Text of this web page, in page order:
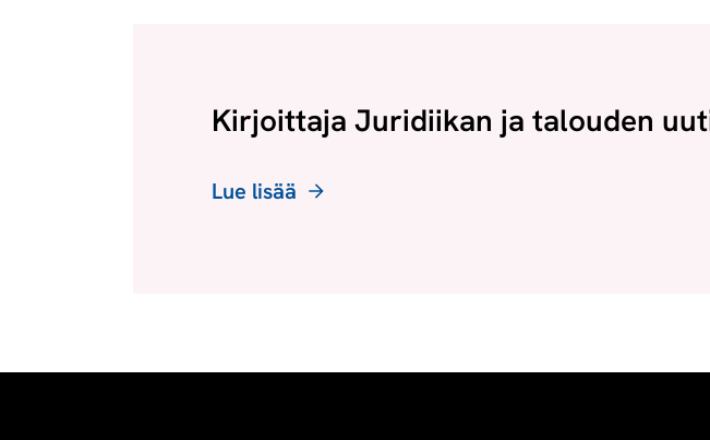
Kirjoittaja Juridiikan ja talouden
Lue lisää